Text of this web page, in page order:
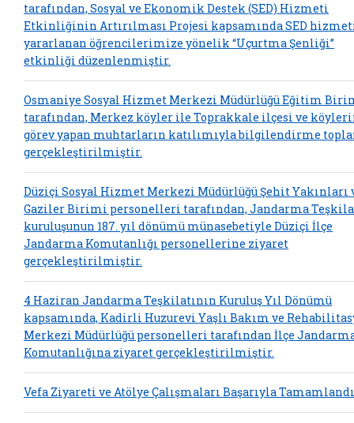
tarafından, Sosyal ve Ekonomik Destek (SED) Hizmeti
Etkinliğinin Artırılması Projesi kapsamında SED
yararlanan öğrencilerimize yönelik “Uçurtma Şenliği”
etkinliği düzenlenmiştir.
Osmaniye Sosyal Hizmet Merkezi Müdürlüğü Eğitim
tarafından, Merkez köyler ile Toprakkale ilçesi ve
görev yapan muhtarların katılımıyla bilgilendirme
gerçekleştirilmiştir.
Düziçi Sosyal Hizmet Merkezi Müdürlüğü Şehit Yakınları
Gaziler Birimi personelleri tarafından, Jandarma
kuruluşunun 187. yıl dönümü münasebetiyle Düziçi İlçe
Jandarma Komutanlığı personellerine ziyaret
gerçekleştirilmiştir.
4 Haziran Jandarma Teşkilatının Kuruluş Yıl Dönümü
kapsamında, Kadirli Huzurevi Yaşlı Bakım ve
Merkezi Müdürlüğü personelleri tarafından İlçe
Komutanlığına ziyaret gerçekleştirilmiştir.
Vefa Ziyareti ve Atölye Çalışmaları Başarıyla Tamamlandı